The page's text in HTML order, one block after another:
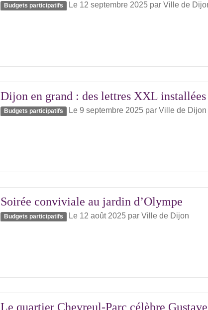
Budgets participatifs Le 12 septembre 2025 parVille de
Dijon en grand : des lettres XXL
Budgets participatifs Le 9 septembre 2025 parVille de Dijon
Soirée conviviale au jardin d’Olympe
Budgets participatifs Le 12 août 2025 parVille de Dijon
Le quartier Chevreul-Parc célèbre